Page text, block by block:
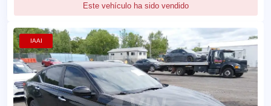
Este vehículo ha sido vendido
IAAI